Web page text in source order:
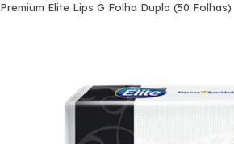
Premium Elite Lips G Folha Dupla (50 Folhas)